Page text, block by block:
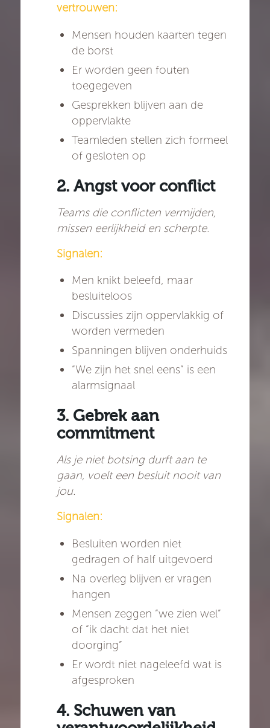
vertrouwen:
Mensen houden kaarten tegen
de borst
Er worden geen fouten
toegegeven
Gesprekken blijven aan de
oppervlakte
Teamleden stellen zich formeel
of gesloten op
2. Angst voor conflict
Teams die conflicten vermijden,
missen eerlijkheid en scherpte.
Signalen:
Men knikt beleefd, maar
besluiteloos
Discussies zijn oppervlakkig of
worden vermeden
Spanningen blijven onderhuids
“We zijn het snel eens” is een
alarmsignaal
3. Gebrek aan
commitment
Als je niet botsing durft aan te
gaan, voelt een besluit nooit van
jou.
Signalen:
Besluiten worden niet
gedragen of half uitgevoerd
Na overleg blijven er vragen
hangen
Mensen zeggen “we zien wel”
of “ik dacht dat het niet
doorging”
Er wordt niet nageleefd wat is
afgesproken
4. Schuwen van